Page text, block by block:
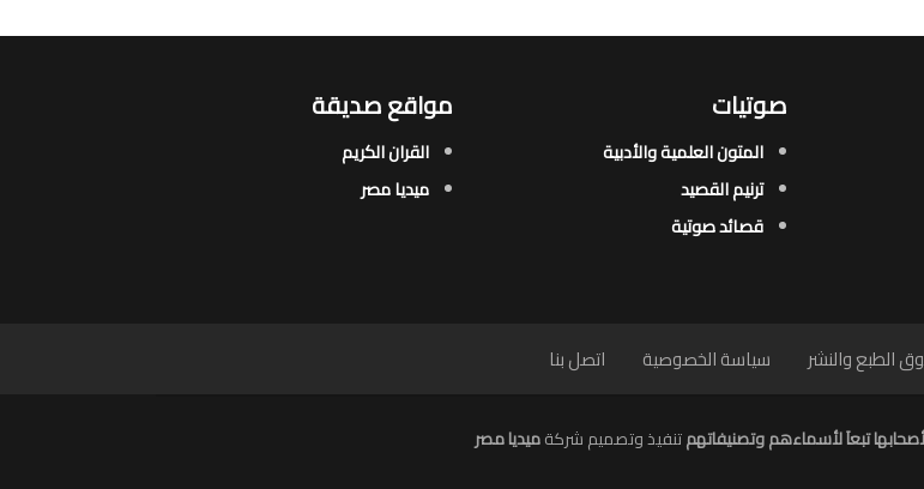
صوتيات
المتون العلمية والأدبية
ترنيم القصيد
قصائد صوتية
مواقع صديقة
القران الكريم
ميديا مصر
الطبع والنشر سياسة الخصوصية اتصل بنا
تبعاَ لأسماءهم وتصنيفاتهمتنفيذ وتصميم شركةميديا مصر